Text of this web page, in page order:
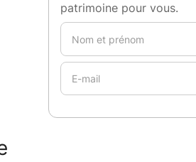
patrimoine pour vous.